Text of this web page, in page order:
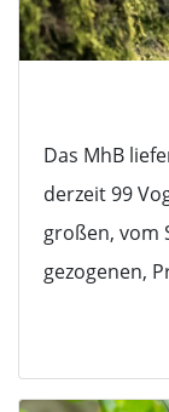
Das MhB
derzeit 99
großen, vom
gezogenen,